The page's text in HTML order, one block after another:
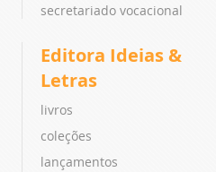
secretariado vocacional
Editora Ideias &
Letras
livros
coleções
lançamentos